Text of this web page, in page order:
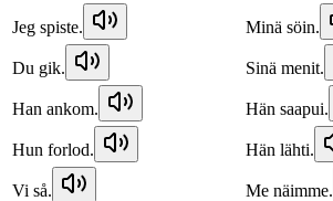
Jeg spiste.
Minä söin.
Du gik. Sinä menit.
Han ankom. Hän saapui.
Hun forlod. Hän lähti.
Vi så. Me näimme.